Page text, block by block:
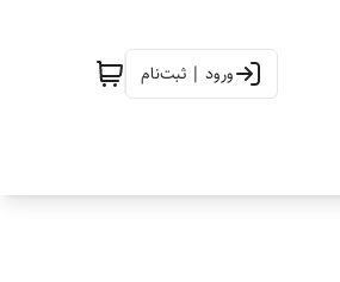
ورود | ثبت‌نام